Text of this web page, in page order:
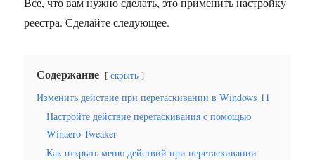
реестра. Сделайте следующее.
Содержание скрыть
Изменить действие при перетаскивании в Windows 11
Настройте действие перетаскивания с помощью
Winaero Tweaker
Как открыть меню действий при перетаскивании